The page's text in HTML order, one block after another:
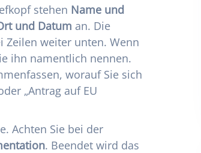
stehen Name und
und Datum an. Die
Zeilen weiter unten. Wenn
ihn namentlich nennen.
worauf Sie sich
„Antrag auf EU
Achten Sie bei der
. Beendet wird das